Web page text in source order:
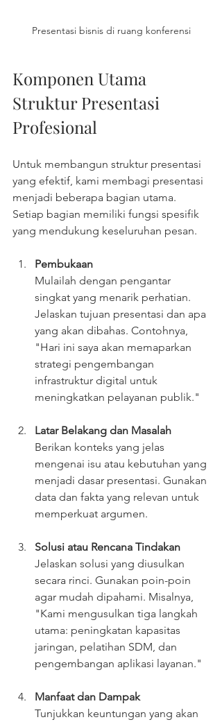
Presentasi bisnis di ruang konferensi
Komponen Utama
Struktur Presentasi
Profesional
Untuk membangun struktur presentasi
yang efektif, kami membagi presentasi
menjadi beberapa bagian utama.
Setiap bagian memiliki fungsi spesifik
yang mendukung keseluruhan pesan.
Pembukaan
Mulailah dengan pengantar
singkat yang menarik perhatian.
Jelaskan tujuan presentasi dan apa
yang akan dibahas. Contohnya,
"Hari ini saya akan memaparkan
strategi pengembangan
infrastruktur digital untuk
meningkatkan pelayanan publik."
Latar Belakang dan Masalah
Berikan konteks yang jelas
mengenai isu atau kebutuhan yang
menjadi dasar presentasi. Gunakan
data dan fakta yang relevan untuk
memperkuat argumen.
Solusi atau Rencana Tindakan
Jelaskan solusi yang diusulkan
secara rinci. Gunakan poin-poin
agar mudah dipahami. Misalnya,
"Kami mengusulkan tiga langkah
utama: peningkatan kapasitas
jaringan, pelatihan SDM, dan
pengembangan aplikasi layanan."
Manfaat dan Dampak
Tunjukkan keuntungan yang akan